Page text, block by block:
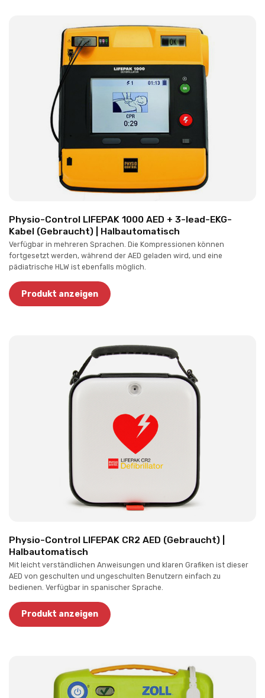
Physio-Control LIFEPAK 1000 AED + 3-lead-EKG-
Kabel (Gebraucht) | Halbautomatisch
Verfügbar in mehreren Sprachen. Die Kompressionen können
fortgesetzt werden, während der AED geladen wird, und eine
pädiatrische HLW ist ebenfalls möglich.
Produkt anzeigen
Physio-Control LIFEPAK CR2 AED (Gebraucht) |
Halbautomatisch
Mit leicht verständlichen Anweisungen und klaren Grafiken ist dieser
AED von geschulten und ungeschulten Benutzern einfach zu
bedienen. Verfügbar in spanischer Sprache.
Produkt anzeigen